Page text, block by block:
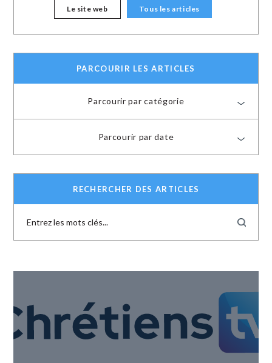
Le site web Tous les articles
PARCOURIR LES ARTICLES
Parcourir par catégorie
Parcourir par date
RECHERCHER DES ARTICLES